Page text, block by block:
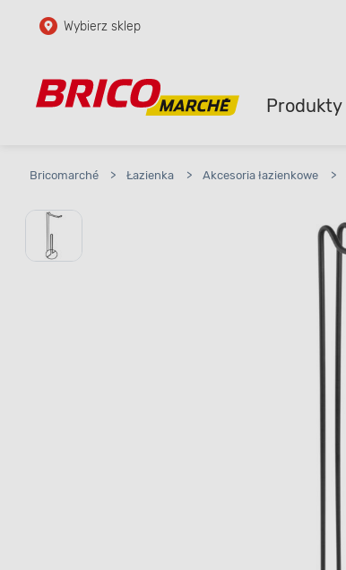
Przejdź do głównej zawartości
Przejdź do wyszukiwarki
Wybierz sklep
Produkty
Bricomarché > Łazienka > Akcesoria łazienkowe >